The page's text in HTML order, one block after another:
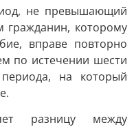
не превышающий
гражданин, которому
вправе повторно
по истечении шести
на который
разницу между